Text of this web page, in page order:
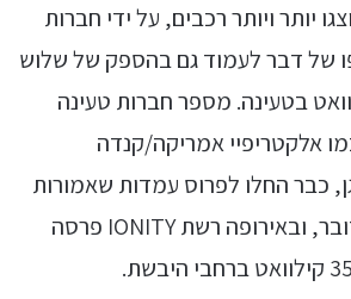
יותר ויותר רכבים, על ידי חברות
של דבר לעמוד גם בהספק של שלוש
בטעינה. מספר חברות טעינה
אלקטריפיי אמריקה/קנדה
כבר החלו לפרוס עמדות שאמורות
להגיע להספק המדובר, ובאירופה רשת IONITY פרסה